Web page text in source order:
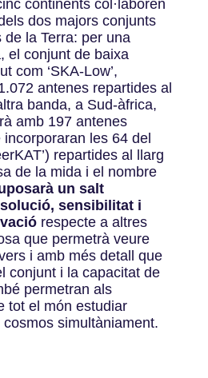
continents col·laboren
dos majors conjunts
la Terra: per una
el conjunt de baixa
com ‘SKA-Low’,
antenes repartides al
banda, a Sud-àfrica,
amb 197 antenes
les 64 del
repartides al llarg
de la mida i el nombre
un salt
sensibilitat i
respecte a altres
que permetrà veure
i amb més detall que
conjunt i la capacitat de
permetran als
tot el món estudiar
simultàniament.